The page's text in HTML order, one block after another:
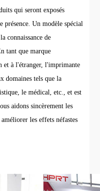
qui seront exposés
Un modèle spécial
connaissance de
tant que marque
et à l'étranger, l'imprimante
domaines tels que la
le médical, etc., et est
aidons sincèrement les
les effets néfastes